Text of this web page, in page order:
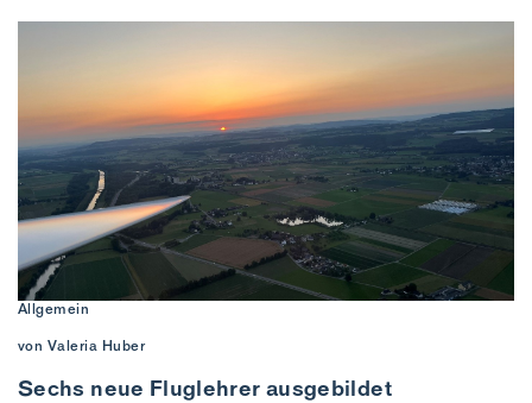
Allgemein
von Valeria Huber
Sechs neue Fluglehrer ausgebildet